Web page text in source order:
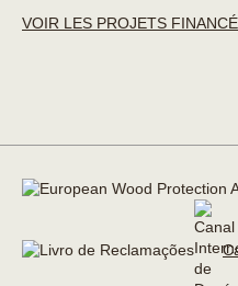
VOIR LES PROJETS